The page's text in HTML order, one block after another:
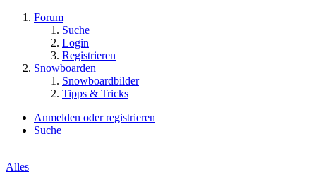
Forum
Suche
Login
Registrieren
Snowboarden
Snowboardbilder
Tipps & Tricks
Anmelden oder registrieren
Suche
Alles